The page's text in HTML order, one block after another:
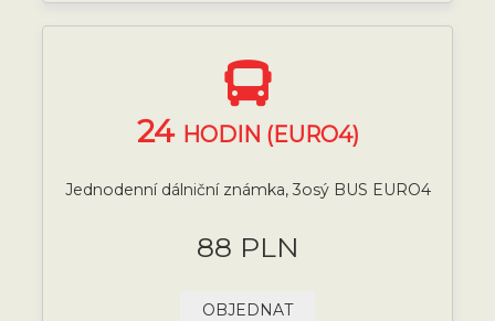
24 HODIN (EURO4)
Jednodenní dálniční známka, 3osý BUS EURO4
88 PLN
OBJEDNAT